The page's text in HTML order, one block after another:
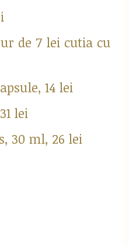
de 7 lei cutia cu
14 lei
lei
30 ml, 26 lei